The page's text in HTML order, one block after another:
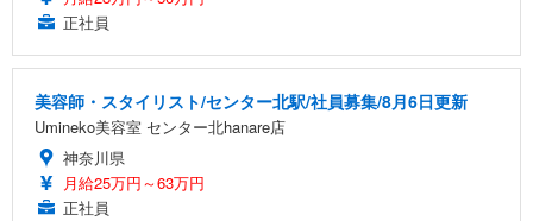
正社員
美容師・スタイリスト/センター北駅/社員募集/8月6日更新
Umineko美容室 センター北hanare店
神奈川県
月給25万円～63万円
正社員